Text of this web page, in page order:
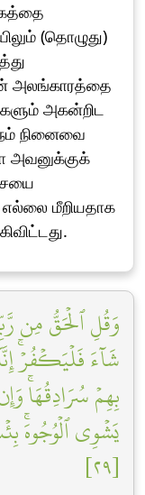
(தொழுது)
அலங்காரத்தை
அகன்றிட
நினைவை
அவனுக்குக்
மீறியதாக
وَقُلِ ٱلۡحَقُّ مِن
شَآءَ فَلۡيَكۡفُرۡۚ
بِهِمۡ سُرَادِقُهَاۚ
يَشۡوِي ٱلۡوُجُوهَۚ
[٢٩]